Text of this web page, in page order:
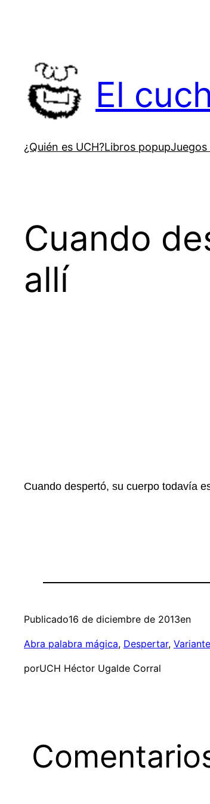
El
¿Quién es UCH?Libros popupJuegos
Cuando
allí
Cuando despertó, su cuerpo todavía
Publicado16 de diciembre de 2013en
Abra palabra mágica, Despertar,
porUCH Héctor Ugalde Corral